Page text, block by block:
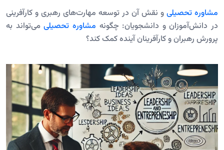
مشاوره تحصیلی و نقش آن در توسعه مهارت‌های رهبری و کارآفرینی
در دانش‌آموزان و دانشجویان: چگونه مشاوره تحصیلیمی‌تواند به
پرورش رهبران و کارآفرینان آینده کمک کند؟